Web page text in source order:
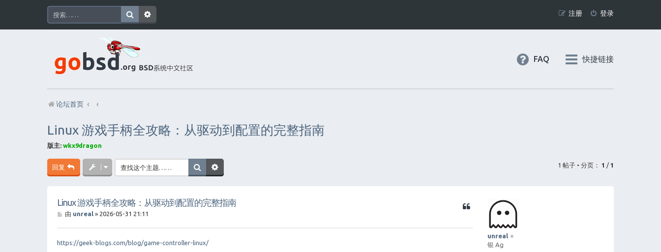
登录
注册
快捷链接
FAQ
论坛首页
Linux 游戏手柄全攻略：从驱动到配置的完整指南
版主: wkx9dragon
回复 1 帖子 • 分页： 1 / 1
unreal
银 Ag
Linux 游戏手柄全攻略：从驱动到配置的完整指南
帖
由 unreal» 2026-05-31 21:11
https://geek-blogs.com/blog/game-controller-linux/